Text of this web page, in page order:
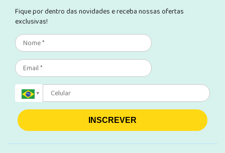
Fique por dentro das novidades e receba nossas ofertas
exclusivas!
INSCREVER